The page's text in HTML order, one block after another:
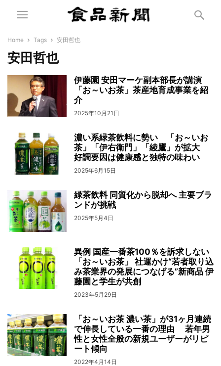
Home Tags 安田哲也
安田哲也
伊藤園 安田マーケ副本部長が講演
「お～いお茶」茶産地育成事業を紹
介
2025年10月21日
濃い系緑茶飲料に勢い 「お～いお
茶」「伊右衛門」「綾鷹」が拡大
好調要因は健康感と独特の味わい
2025年6月15日
緑茶飲料 同質化から脱却へ 主要ブラ
ンドが挑戦
2025年5月4日
異例 国産一番茶100％を訴求しない
「お～いお茶」 社運かけ“若者取り込
み茶業界の発展につなげる”新商品 伊
藤園と学生が共創
2023年5月29日
「お～いお茶 濃い茶」が31ヶ月連続
で伸長している一番の理由 若年男
性と女性全般の新規ユーザーがリピ
ート傾向
2022年4月14日